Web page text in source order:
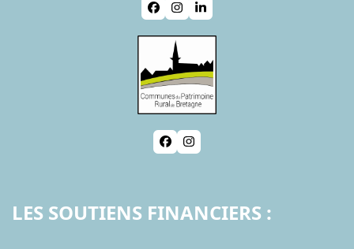
Facebook
Instagram
LinkedIn
FacebookInstagram
LES SOUTIENS FINANCIERS :